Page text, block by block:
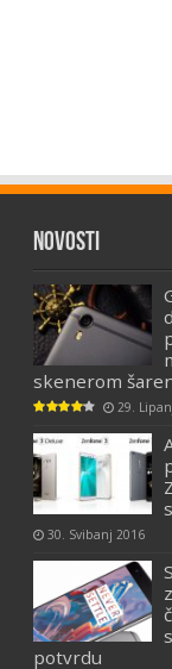
Novosti
skenerom
29.
30. Svibanj 2016
potvrdu